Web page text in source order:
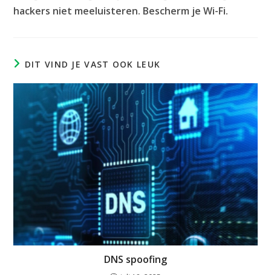
hackers niet meeluisteren. Bescherm je Wi-Fi.
DIT VIND JE VAST OOK LEUK
DNS spoofing